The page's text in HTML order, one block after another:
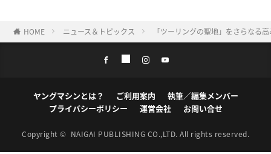
HOME ニュース＆トピックス 「ツーリングの聖地」をさらなる
ヤングマシンとは？ ご利用案内
執筆／編集メンバー
プライバシーポリシー
運営会社 お問い合せ
Copyright © NAIGAI PUBLISHING CO.,LTD. All rights reserved.